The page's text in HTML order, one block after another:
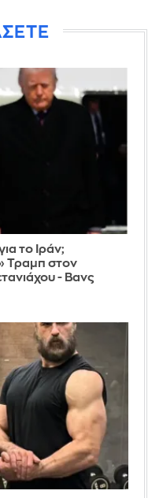
το Ιράν;
Τραμπ στον
- Βανς